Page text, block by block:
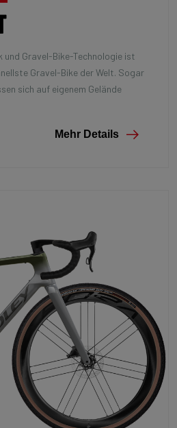
und Gravel-Bike-Technologie ist
Gravel-Bike der Welt. Sogar
sich auf eigenem Gelände
Mehr Details